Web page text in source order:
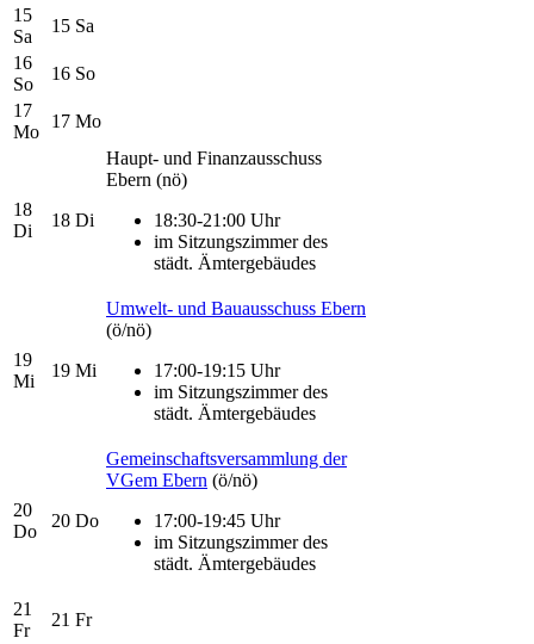
15
Sa
15 Sa
16
So
16 So
17
Mo
17 Mo
18
Di
18 Di
Haupt- und Finanzausschuss
Ebern (nö)
18:30-21:00 Uhr
im Sitzungszimmer des
städt. Ämtergebäudes
19
Mi
19 Mi
Umwelt- und Bauausschuss Ebern
(ö/nö)
17:00-19:15 Uhr
im Sitzungszimmer des
städt. Ämtergebäudes
20
Do
20 Do
Gemeinschaftsversammlung der
VGem Ebern (ö/nö)
17:00-19:45 Uhr
im Sitzungszimmer des
städt. Ämtergebäudes
21
Fr
21 Fr